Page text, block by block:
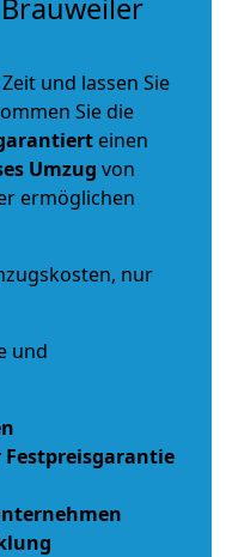
und lassen Sie
Sie die
einen
Umzug von
ermöglichen
nur
und